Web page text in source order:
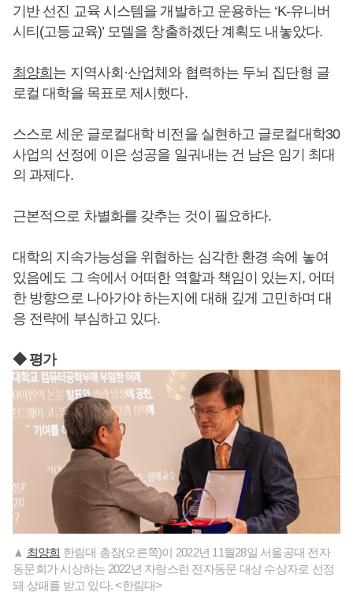
기반 선진 교육 시스템을 개발하고 운용하는 ‘K-유니버
시티(고등교육)’ 모델을 창출하겠단 계획도 내놓았다.
최양희 는 지역사회·산업체와 협력하는 두뇌 집단형 글
로컬 대학을 목표로 제시했다.
스스로 세운 글로컬대학 비전을 실현하고 글로컬대학30
사업의 선정에 이은 성공을 일궈내는 건 남은 임기 최대
의 과제다.
근본적으로 차별화를 갖추는 것이 필요하다.
대학의 지속가능성을 위협하는 심각한 환경 속에 놓여
있음에도 그 속에서 어떠한 역할과 책임이 있는지, 어떠
한 방향으로 나아가야 하는지에 대해 깊게 고민하며 대
응 전략에 부심하고 있다.
◆ 평가
▲ 최양희 한림대 총장(오른쪽)이 2022년 11월28일 서울공대 전자
동문회가 시상하는 2022년 자랑스런 전자동문 대상 수상자로 선정
돼 상패를 받고 있다. <한림대>